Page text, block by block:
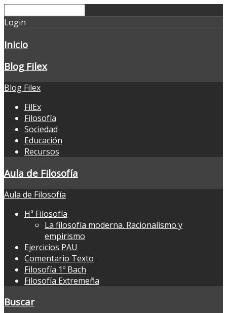
Login
Inicio
Blog Filex
Blog Filex
FilEx
Filosofía
Sociedad
Educación
Recursos
Aula de Filosofía
Aula de Filosofía
Hª Filosofía
La filosofía moderna. Racionalismo y
empirismo
Ejercicios PAU
Comentario Texto
Filosofía 1º Bach
Filosofía Extremeña
Buscar